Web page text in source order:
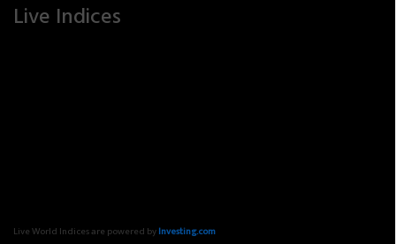
Live Indices
Live World Indices are powered byInvesting.com